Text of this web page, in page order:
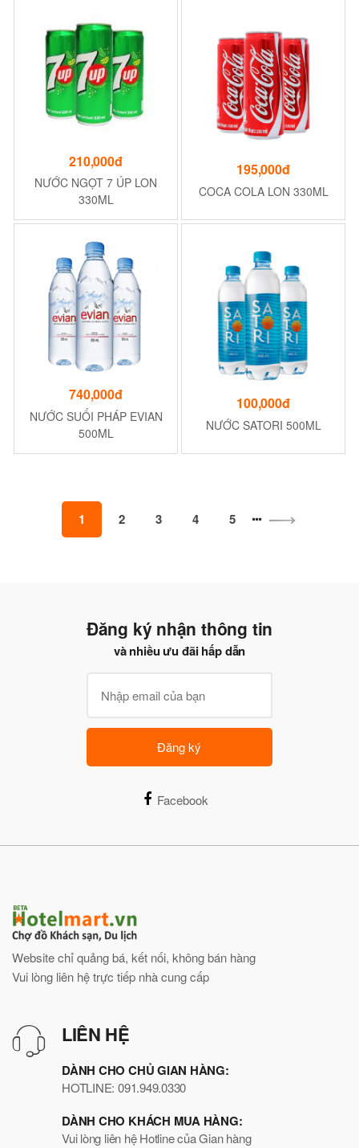
210,000đ
NƯỚC NGỌT 7 ÚP LON
330ML
195,000đ
COCA COLA LON 330ML
740,000đ
NƯỚC SUỐI PHÁP EVIAN
500ML
100,000đ
NƯỚC SATORI 500ML
1 2 3 4 5
Đăng ký nhận thông tin
và nhiều ưu đãi hấp dẫn
Đăng ký
Facebook
Website chỉ quảng bá, kết nối, không bán hàng
Vui lòng liên hệ trực tiếp nhà cung cấp
LIÊN HỆ
DÀNH CHO CHỦ GIAN HÀNG:
HOTLINE: 091.949.0330
DÀNH CHO KHÁCH MUA HÀNG:
Vui lòng liên hệ Hotline của Gian hàng